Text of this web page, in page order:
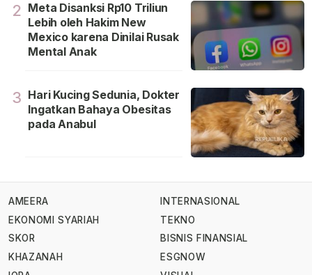
2 Meta Disanksi Rp10 Triliun
Lebih oleh Hakim New
Mexico karena Dinilai Rusak
Mental Anak
3 Hari Kucing Sedunia, Dokter
Ingatkan Bahaya Obesitas
pada Anabul
AMEERA
EKONOMI SYARIAH
SKOR
KHAZANAH
INTERNASIONAL
TEKNO
BISNIS FINANSIAL
ESGNOW